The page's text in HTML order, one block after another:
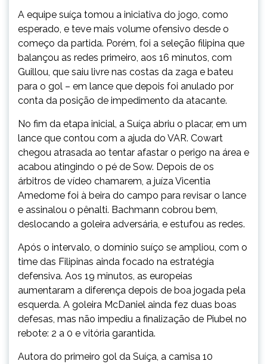
A equipe suíça tomou a iniciativa do jogo, como
esperado, e teve mais volume ofensivo desde o
começo da partida. Porém, foi a seleção filipina que
balançou as redes primeiro, aos 16 minutos, com
Guillou, que saiu livre nas costas da zaga e bateu
para o gol – em lance que depois foi anulado por
conta da posição de impedimento da atacante.
No fim da etapa inicial, a Suíça abriu o placar, em um
lance que contou com a ajuda do VAR. Cowart
chegou atrasada ao tentar afastar o perigo na área e
acabou atingindo o pé de Sow. Depois de os
árbitros de vídeo chamarem, a juíza Vicentia
Amedome foi à beira do campo para revisar o lance
e assinalou o pênalti. Bachmann cobrou bem,
deslocando a goleira adversária, e estufou as redes.
Após o intervalo, o domínio suíço se ampliou, com o
time das Filipinas ainda focado na estratégia
defensiva. Aos 19 minutos, as europeias
aumentaram a diferença depois de boa jogada pela
esquerda. A goleira McDaniel ainda fez duas boas
defesas, mas não impediu a finalização de Piubel no
rebote: 2 a 0 e vitória garantida.
Autora do primeiro gol da Suíça, a camisa 10